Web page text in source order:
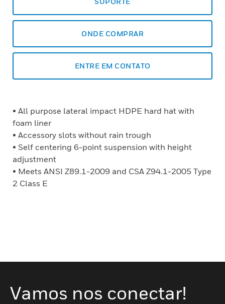
ONDE COMPRAR
ENTRE EM CONTATO
• All purpose lateral impact HDPE hard hat with
foam liner
• Accessory slots without rain trough
• Self centering 6-point suspension with height
adjustment
• Meets ANSI Z89.1-2009 and CSA Z94.1-2005 Type
2 Class E
Vamos nos conectar!